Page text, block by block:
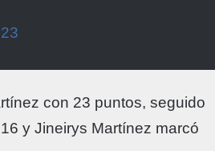
con 23 puntos, seguido
y Jineirys Martínez marcó